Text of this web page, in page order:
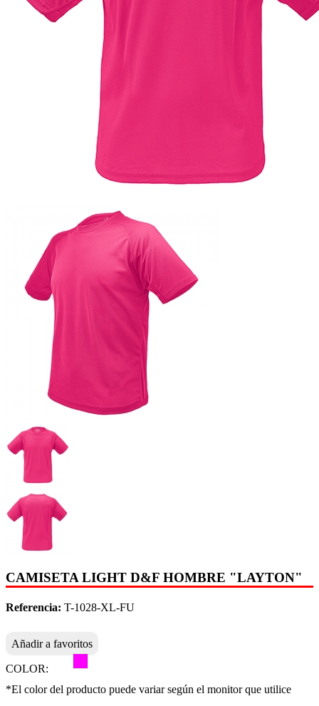
CAMISETA LIGHT D&F HOMBRE "LAYTON"
Referencia: T-1028-XL-FU
Añadir a favoritos
COLOR:
*El color del producto puede variar según el monitor que utilice